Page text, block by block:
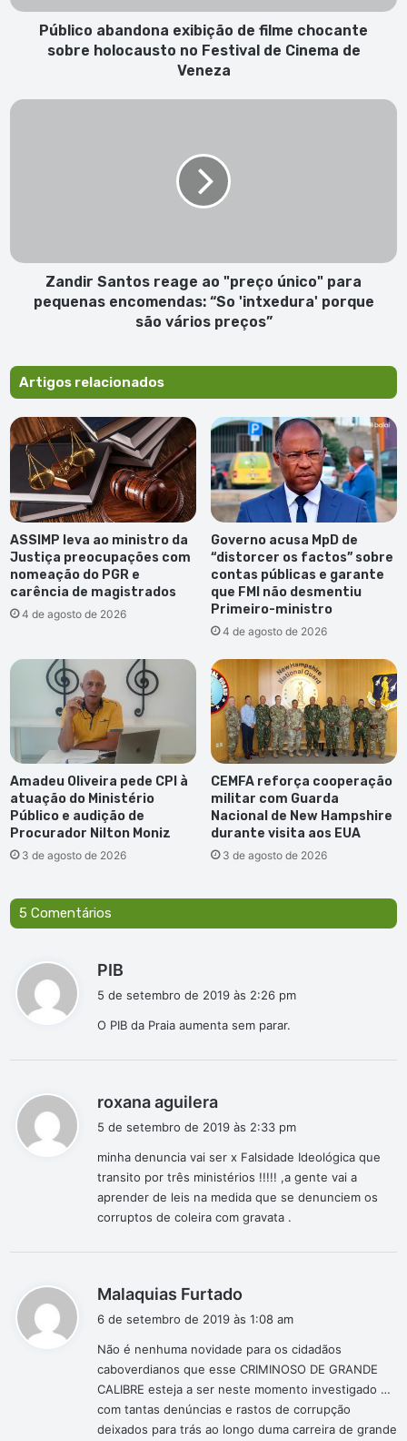
no
Festival
Veneza
Público abandona exibição de filme chocante
sobre holocausto no Festival de Cinema de
Veneza
Zandir
encomendas:
'intxedura'
preços”
Zandir Santos reage ao "preço único" para
pequenas encomendas: “So 'intxedura' porque
são vários preços”
Artigos relacionados
ASSIMP leva ao ministro da
Justiça preocupações com
nomeação do PGR e
carência de magistrados
4 de agosto de 2026
Governo acusa MpD de
“distorcer os factos” sobre
contas públicas e garante
que FMI não desmentiu
Primeiro-ministro
4 de agosto de 2026
Amadeu Oliveira pede CPI à
atuação do Ministério
Público e audição de
Procurador Nilton Moniz
3 de agosto de 2026
CEMFA reforça cooperação
militar com Guarda
Nacional de New Hampshire
durante visita aos EUA
3 de agosto de 2026
5 Comentários
PIB
s
5 de setembro de 2019 às 2:26 pm
O PIB da Praia aumenta sem parar.
roxana aguilera
i
s
e
:
5 de setembro de 2019 às 2:33 pm
minha denuncia vai ser x Falsidade Ideológica que
transito por três ministérios !!!!! ,a gente vai a
aprender de leis na medida que se denunciem os
corruptos de coleira com gravata .
Malaquias Furtado
s
e
:
6 de setembro de 2019 às 1:08 am
Não é nenhuma novidade para os cidadãos
caboverdianos que esse CRIMINOSO DE GRANDE
CALIBRE esteja a ser neste momento investigado …
com tantas denúncias e rastos de corrupção
deixados para trás ao longo duma carreira de grande